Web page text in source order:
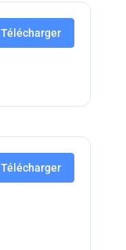
Télécharger
Télécharger